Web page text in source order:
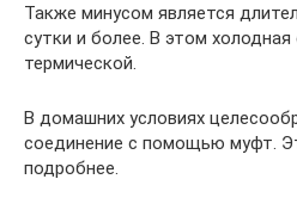
Также минусом является
сутки и более. В этом холодная
термической.
В домашних условиях
соединение с помощью муфт.
подробнее.